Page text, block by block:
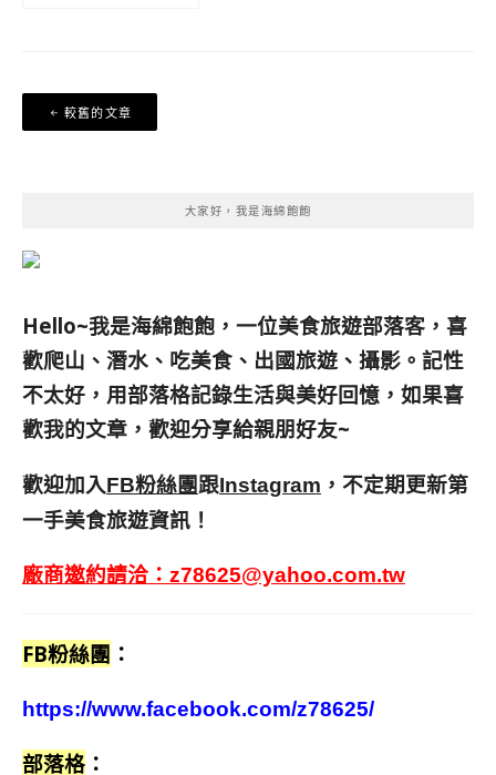
文
章
較舊的文章
大家好，我是海綿飽飽
Hello~我是海綿飽飽，一位美食旅遊部落客， 喜
歡爬山、潛水、吃美食、出國旅遊、攝影。 記性
不太好，用部落格記錄生活與美好回憶， 如果喜
歡我的文章，歡迎分享給親朋好友~
歡迎加入FB粉絲團跟Instagram ，不定期更新第
一手美食旅遊資訊！
廠商邀約請洽： z78625@yahoo.com.tw
FB粉絲團 ：
https://www.facebook.com/z78625/
部落格 ：